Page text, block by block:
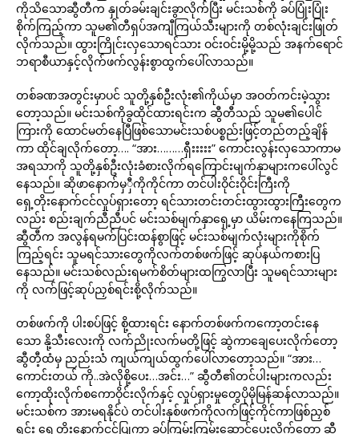
ကိုသိသောဆွီတီက နှုတ်ခမ်းချင်းခွာလိုက်ပြီး မင်းသစ်ကို ခပ်ပြုံးပြုံး
စိုက်ကြည့်ကာ သူမ၏တီရှပ်အကျီကြယ်သီးများကို တစ်လုံးချင်းဖြုတ်
လိုက်သည်။ ထွားကြိုင်းလှသောရင်သား ဝင်းဝင်းမို့မို့သည် အနက်ရောင်
ဘရာစီယာနှင့်လိုက်ဖက်လွန်းစွာထွက်ပေါ်လာသည်။
တစ်ခဏအတွင်းမှာပင် သူတို့နှစ်ဦးလုံး၏ကိုယ်မှာ အဝတ်ကင်းမဲ့သွား
တော့သည်။ မင်းသစ်ကိုခွထိုင်ထားရင်းက ဆွီတီသည် သူမ၏ပေါင်
ကြားကို ထောင်မတ်နေပြီဖြစ်သောမင်းသစ်ပစ္စည်းဖြင့်တည်တည့်ချိန်
ကာ ထိုင်ချလိုက်တော့…. “အား………ရှီးးးးး” ကောင်းလွန်းလှသောကာမ
အရသာကို သူတို့နှစ်ဦးလုံးခံစားလိုက်ရကြောင်းမျက်နှာများကပေါ်လွင်
နေသည်။ ဆိုဖာနောက်မှှီကိုကိုင်ကာ တင်ပါးဝိုင်းဝိုင်းကြီးကို
ရှေ့တိုးနောက်ငင်လှုပ်ရှားတော့ ရင်သားတင်းတင်းထွားထွားကြီးတွေက
လည်း စည်းချက်ညီညီပင် မင်းသစ်မျက်နှာရှေ့မှာ ယိမ်းကနေကြသည်။
ဆွီတီက အလွန်ရမက်ပြင်းထန်စွာဖြင့် မင်းသစ်မျက်လုံးများကိုစိုက်
ကြည့်ရင်း သူမရင်သားတွေကိုလက်တစ်ဖက်ဖြင့် ဆုပ်နယ်ကစားပြ
နေသည်။ မင်းသစ်လည်းရမက်စိတ်များထကြွလာပြီး သူမရင်သားများ
ကို လက်ဖြင့်ဆုပ်ညှစ်ရင်းစို့လိုက်သည်။
တစ်ဖက်ကို ပါးစပ်ဖြင့် စို့ထားရင်း နောက်တစ်ဖက်ကကော့တင်းနေ
သော နို့သီးလေးကို လက်ညိုးလက်မတို့ဖြင့် ဆွဲကာချေပေးလိုက်တော့
ဆွီတီ့ထံမှ ညည်းသံ ကျယ်ကျယ်ထွက်ပေါ်လာတော့သည်။ “အား…
ကောင်းတယ် ကို..အဲလိုစို့ပေး…အင်း…” ဆွီတီ၏တင်ပါးများကလည်း
ကော့ထိုးလိုက်စကောဝိုင်းလိုက်နှင့် လှုပ်ရှားမှုတွေပိုမိုမြန်ဆန်လာသည်။
မင်းသစ်က အားမရနိုင်ပဲ တင်ပါးနှစ်ဖက်ကိုလက်ဖြင့်ကိုင်ကာဖြစ်ညှစ်
ရင်း ရှေ့တိုးနောက်ငင်ပြုကာ ခပ်ကြမ်းကြမ်းဆောင့်ပေးလိုက်တော့ ဆွီ